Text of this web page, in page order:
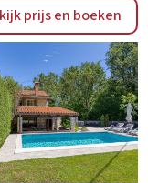
prijs en boeken